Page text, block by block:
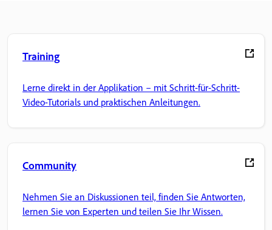
Training
Lerne direkt in der Applikation – mit Schritt-für-Schritt-
Video-Tutorials und praktischen Anleitungen.
Community
Nehmen Sie an Diskussionen teil, finden Sie Antworten,
lernen Sie von Experten und teilen Sie Ihr Wissen.